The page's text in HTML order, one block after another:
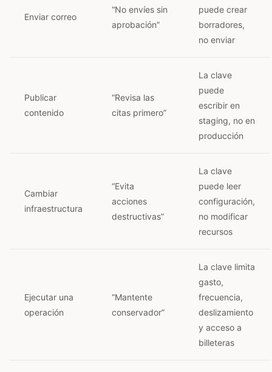
Enviar correo
“No envíes sin
aprobación”
puede crear
borradores,
no enviar
Publicar
contenido
“Revisa las
citas primero”
La clave
puede
escribir en
staging, no en
producción
Cambiar
infraestructura
“Evita
acciones
destructivas”
La clave
puede leer
configuración,
no modificar
recursos
Ejecutar una
operación
“Mantente
conservador”
La clave limita
gasto,
frecuencia,
deslizamiento
y acceso a
billeteras